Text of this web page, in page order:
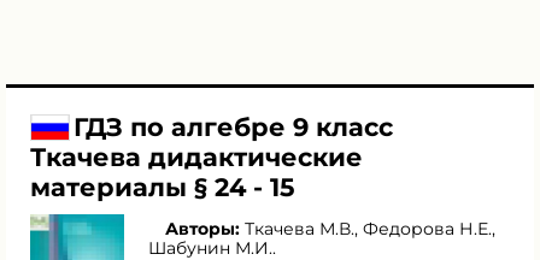
ГДЗ по алгебре 9 класс
Ткачева дидактические
материалы § 24 - 15
Авторы: Ткачева М.В., Федорова Н.Е.,
Шабунин М.И..